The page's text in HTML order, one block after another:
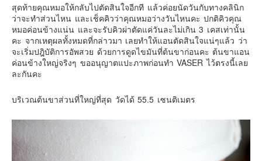
สุดท้ายคุณหมอให้กลับไปตัดสินใจอีกที แล้วค่อยนัดวันกับทางคลินิก
ว่าจะทำส่วนไหน และเช็คคิวว่าคุณหมอว่างวันไหนคะ ปกติคิวคุณ
หมอค่อนข้างแน่น และจะรับคิวผ่าตัดแค่วันละไม่เกิน 3 เคสเท่านั้น
คะ จากเหตุผลทั้งหมดที่กล่าวมา เลยทำให้แอนตัดสินใจแน่ๆแล้ว ว่า
จะเริ่มปฎิบัติการอัพสวย ด้วยการดูดไขมันที่ต้นขาก่อนคะ ต้นขาแอน
ค่อนข้างใหญ่จริงๆ ขออนุญาตแปะภาพก่อนทำ VASER ไว้ตรงนี้เลย
ละกันคะ
บริเวณต้นขาส่วนที่ใหญ่ที่สุด วัดได้ 55.5 เซนติเมตร